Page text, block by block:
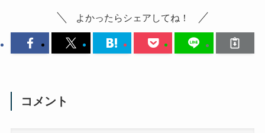
よかったらシェアしてね！
コメント